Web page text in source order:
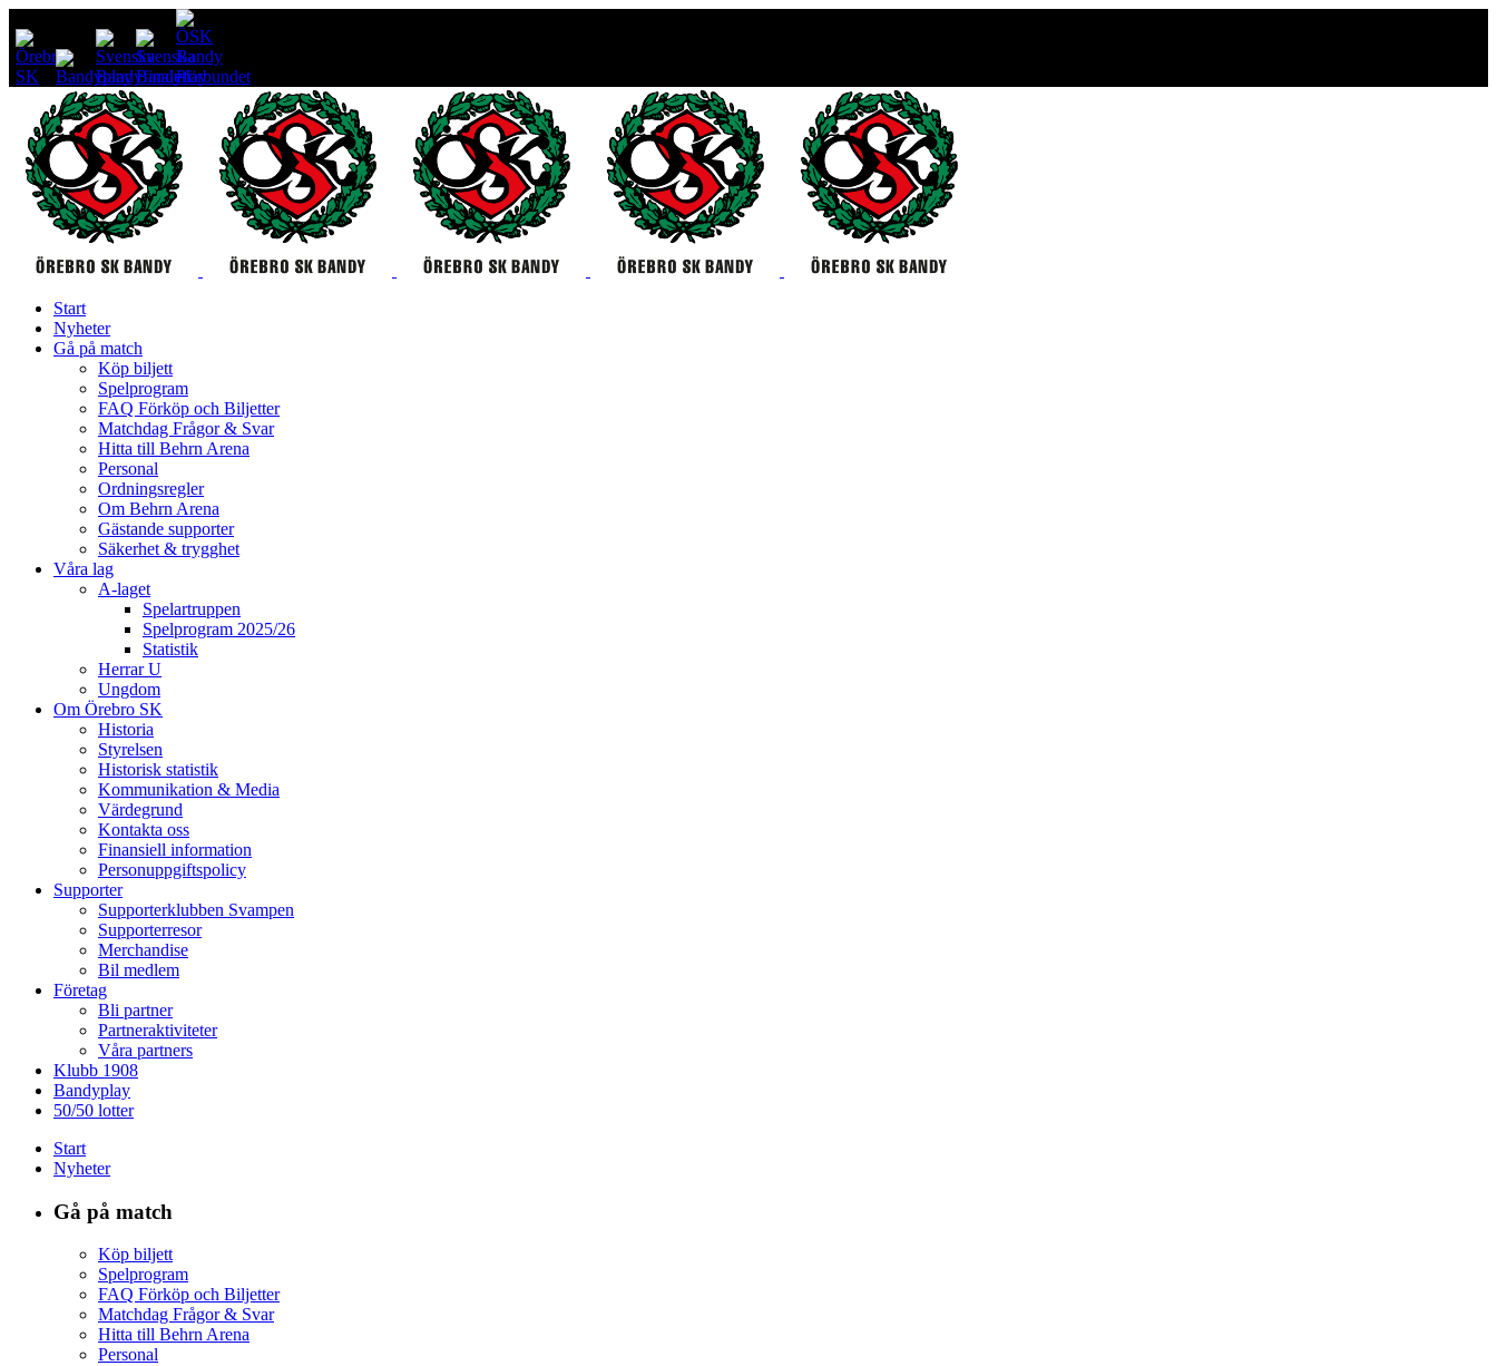
Start
Nyheter
Gå på match
Köp biljett
Spelprogram
FAQ Förköp och Biljetter
Matchdag Frågor & Svar
Hitta till Behrn Arena
Personal
Ordningsregler
Om Behrn Arena
Gästande supporter
Säkerhet & trygghet
Våra lag
A-laget
Spelartruppen
Spelprogram 2025/26
Statistik
Herrar U
Ungdom
Om Örebro SK
Historia
Styrelsen
Historisk statistik
Kommunikation & Media
Värdegrund
Kontakta oss
Finansiell information
Personuppgiftspolicy
Supporter
Supporterklubben Svampen
Supporterresor
Merchandise
Bil medlem
Företag
Bli partner
Partneraktiviteter
Våra partners
Klubb 1908
Bandyplay
50/50 lotter
Start
Nyheter
Gå på match
Köp biljett
Spelprogram
FAQ Förköp och Biljetter
Matchdag Frågor & Svar
Hitta till Behrn Arena
Personal